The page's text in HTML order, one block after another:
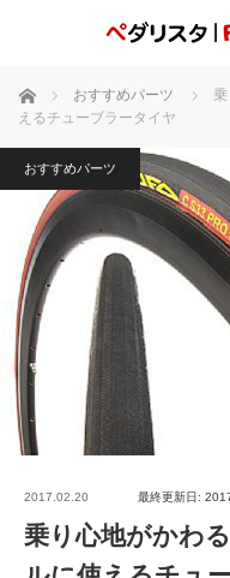
ホーム おすすめパーツ
えるチューブラータイヤ
おすすめパーツ
2017.02.20 最終更新日:
乗り心地がかわ